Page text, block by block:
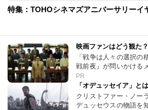
特集：TOHOシネマズアニバーサリーイ
映画ファンはどう観た？
「戦争は人々の選択の
戦前夜』が問いかける
PR
「オデュッセイア」とは
クリストファー・ノー
デュッセウスの物語を